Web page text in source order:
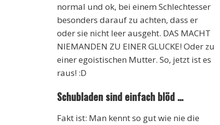
normal und ok, bei einem Schlechtesser
besonders darauf zu achten, dass er
oder sie nicht leer ausgeht. DAS MACHT
NIEMANDEN ZU EINER GLUCKE! Oder zu
einer egoistischen Mutter. So, jetzt ist es
raus! :D
Schubladen sind einfach blöd …
Fakt ist: Man kennt so gut wie nie die